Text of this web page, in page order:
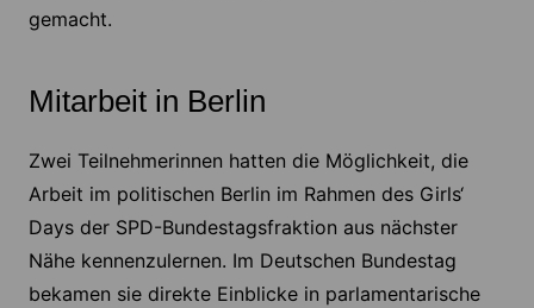
gemacht.
Mitarbeit in Berlin
Zwei Teilnehmerinnen hatten die Möglichkeit, die
Arbeit im politischen Berlin im Rahmen des Girls‘
Days der SPD-Bundestagsfraktion aus nächster
Nähe kennenzulernen. Im Deutschen Bundestag
bekamen sie direkte Einblicke in parlamentarische